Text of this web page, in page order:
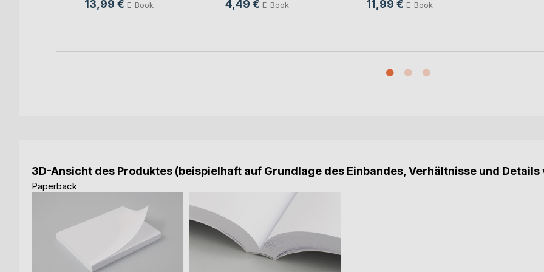
13,99 € E-Book 4,49 € E-Book 11,99 € E-Book
3D-Ansicht des Produktes (beispielhaft auf Grundlage des Einbandes, Verhältnisse und
Paperback